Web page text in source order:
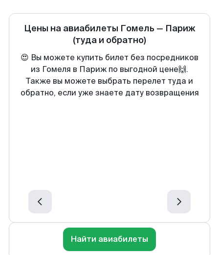
Цены на авиабилеты Гомель — Париж
(туда и обратно)
😍 Вы можете купить билет без посредников
из Гомеля в Париж по выгодной цене🙌.
Также вы можете выбрать перелет туда и
обратно, если уже знаете дату возвращения
Найти авиабилеты